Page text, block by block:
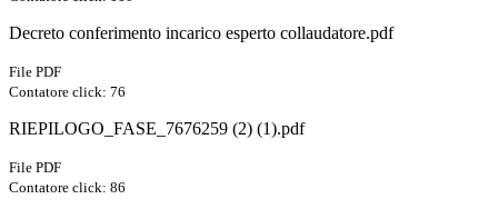
Decreto conferimento incarico esperto collaudatore.pdf
File PDF
Contatore click: 76
RIEPILOGO_FASE_7676259 (2) (1).pdf
File PDF
Contatore click: 86